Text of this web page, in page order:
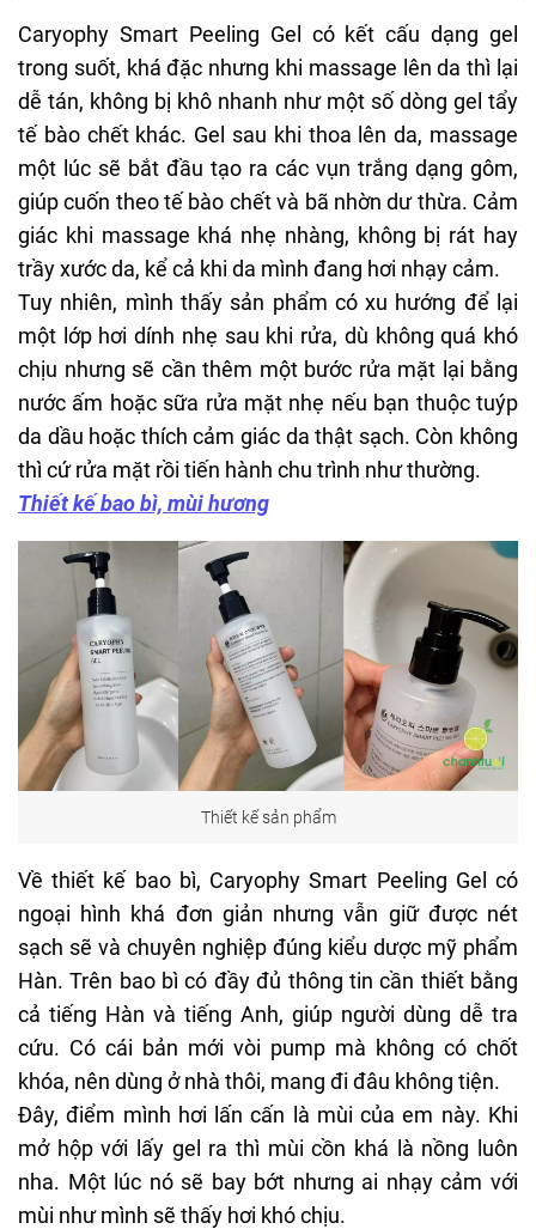
Caryophy Smart Peeling Gel có kết cấu dạng gel
trong suốt, khá đặc nhưng khi massage lên da thì lại
dễ tán, không bị khô nhanh như một số dòng gel tẩy
tế bào chết khác. Gel sau khi thoa lên da, massage
một lúc sẽ bắt đầu tạo ra các vụn trắng dạng gôm,
giúp cuốn theo tế bào chết và bã nhờn dư thừa. Cảm
giác khi massage khá nhẹ nhàng, không bị rát hay
trầy xước da, kể cả khi da mình đang hơi nhạy cảm.
Tuy nhiên, mình thấy sản phẩm có xu hướng để lại
một lớp hơi dính nhẹ sau khi rửa, dù không quá khó
chịu nhưng sẽ cần thêm một bước rửa mặt lại bằng
nước ấm hoặc sữa rửa mặt nhẹ nếu bạn thuộc tuýp
da dầu hoặc thích cảm giác da thật sạch. Còn không
thì cứ rửa mặt rồi tiến hành chu trình như thường.
Thiết kế bao bì, mùi hương
Thiết kế sản phẩm
Về thiết kế bao bì, Caryophy Smart Peeling Gel có
ngoại hình khá đơn giản nhưng vẫn giữ được nét
sạch sẽ và chuyên nghiệp đúng kiểu dược mỹ phẩm
Hàn. Trên bao bì có đầy đủ thông tin cần thiết bằng
cả tiếng Hàn và tiếng Anh, giúp người dùng dễ tra
cứu. Có cái bản mới vòi pump mà không có chốt
khóa, nên dùng ở nhà thôi, mang đi đâu không tiện.
Đây, điểm mình hơi lấn cấn là mùi của em này. Khi
mở hộp với lấy gel ra thì mùi cồn khá là nồng luôn
nha. Một lúc nó sẽ bay bớt nhưng ai nhạy cảm với
mùi như mình sẽ thấy hơi khó chịu.